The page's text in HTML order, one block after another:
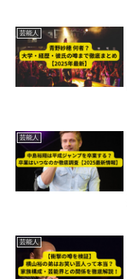
芸能人
芸能人
芸能人